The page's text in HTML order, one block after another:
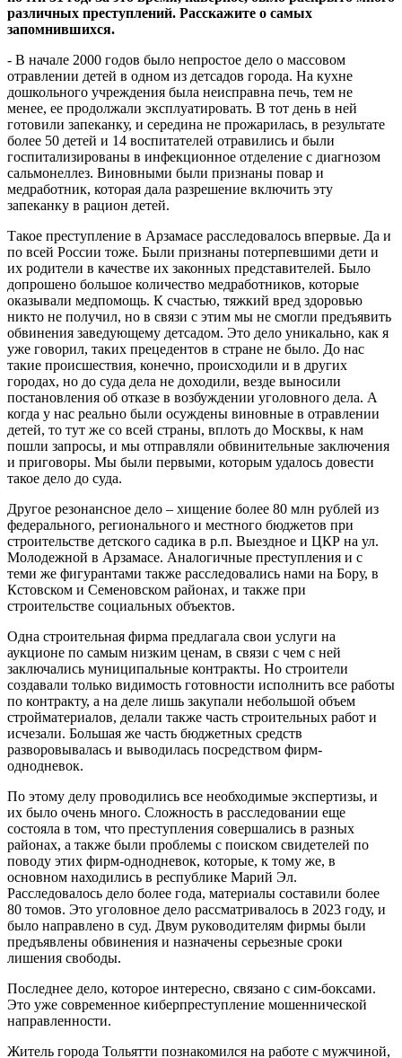
различных преступлений. Расскажите о самых
запомнившихся.
- В начале 2000 годов было непростое дело о массовом
отравлении детей в одном из детсадов города. На кухне
дошкольного учреждения была неисправна печь, тем не
менее, ее продолжали эксплуатировать. В тот день в ней
готовили запеканку, и середина не прожарилась, в результате
более 50 детей и 14 воспитателей отравились и были
госпитализированы в инфекционное отделение с диагнозом
сальмонеллез. Виновными были признаны повар и
медработник, которая дала разрешение включить эту
запеканку в рацион детей.
Такое преступление в Арзамасе расследовалось впервые. Да и
по всей России тоже. Были признаны потерпевшими дети и
их родители в качестве их законных представителей. Было
допрошено большое количество медработников, которые
оказывали медпомощь. К счастью, тяжкий вред здоровью
никто не получил, но в связи с этим мы не смогли предъявить
обвинения заведующему детсадом. Это дело уникально, как я
уже говорил, таких прецедентов в стране не было. До нас
такие происшествия, конечно, происходили и в других
городах, но до суда дела не доходили, везде выносили
постановления об отказе в возбуждении уголовного дела. А
когда у нас реально были осуждены виновные в отравлении
детей, то тут же со всей страны, вплоть до Москвы, к нам
пошли запросы, и мы отправляли обвинительные заключения
и приговоры. Мы были первыми, которым удалось довести
такое дело до суда.
Другое резонансное дело – хищение более 80 млн рублей из
федерального, регионального и местного бюджетов при
строительстве детского садика в р.п. Выездное и ЦКР на ул.
Молодежной в Арзамасе. Аналогичные преступления и с
теми же фигурантами также расследовались нами на Бору, в
Кстовском и Семеновском районах, и также при
строительстве социальных объектов.
Одна строительная фирма предлагала свои услуги на
аукционе по самым низким ценам, в связи с чем с ней
заключались муниципальные контракты. Но строители
создавали только видимость готовности исполнить все работы
по контракту, а на деле лишь закупали небольшой объем
стройматериалов, делали также часть строительных работ и
исчезали. Большая же часть бюджетных средств
разворовывалась и выводилась посредством фирм-
однодневок.
По этому делу проводились все необходимые экспертизы, и
их было очень много. Сложность в расследовании еще
состояла в том, что преступления совершались в разных
районах, а также были проблемы с поиском свидетелей по
поводу этих фирм-однодневок, которые, к тому же, в
основном находились в республике Марий Эл.
Расследовалось дело более года, материалы составили более
80 томов. Это уголовное дело рассматривалось в 2023 году, и
было направлено в суд. Двум руководителям фирмы были
предъявлены обвинения и назначены серьезные сроки
лишения свободы.
Последнее дело, которое интересно, связано с сим-боксами.
Это уже современное киберпреступление мошеннической
направленности.
Житель города Тольятти познакомился на работе с мужчиной,